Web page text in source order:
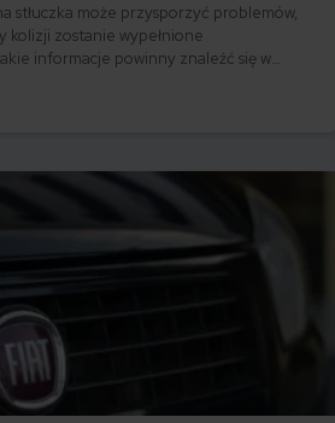
stłuczka może przysporzyć problemów,
kolizji zostanie wypełnione
informacje powinny znaleźć się w